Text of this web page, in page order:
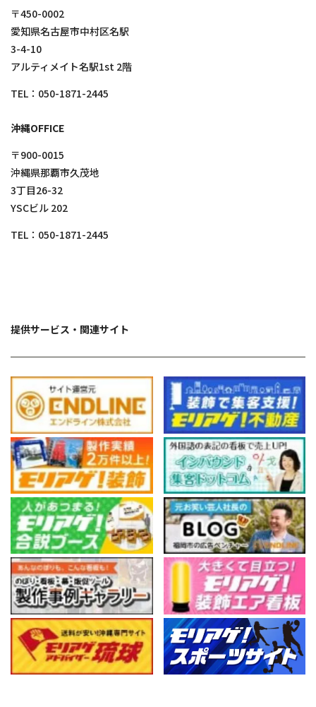
〒450-0002
愛知県名古屋市中村区名駅
3-4-10
アルティメイト名駅1st 2階
TEL： 050-1871-2445
沖縄OFFICE
〒900-0015
沖縄県那覇市久茂地
3丁目26-32
YSCビル 202
TEL： 050-1871-2445
提供サービス・関連サイト